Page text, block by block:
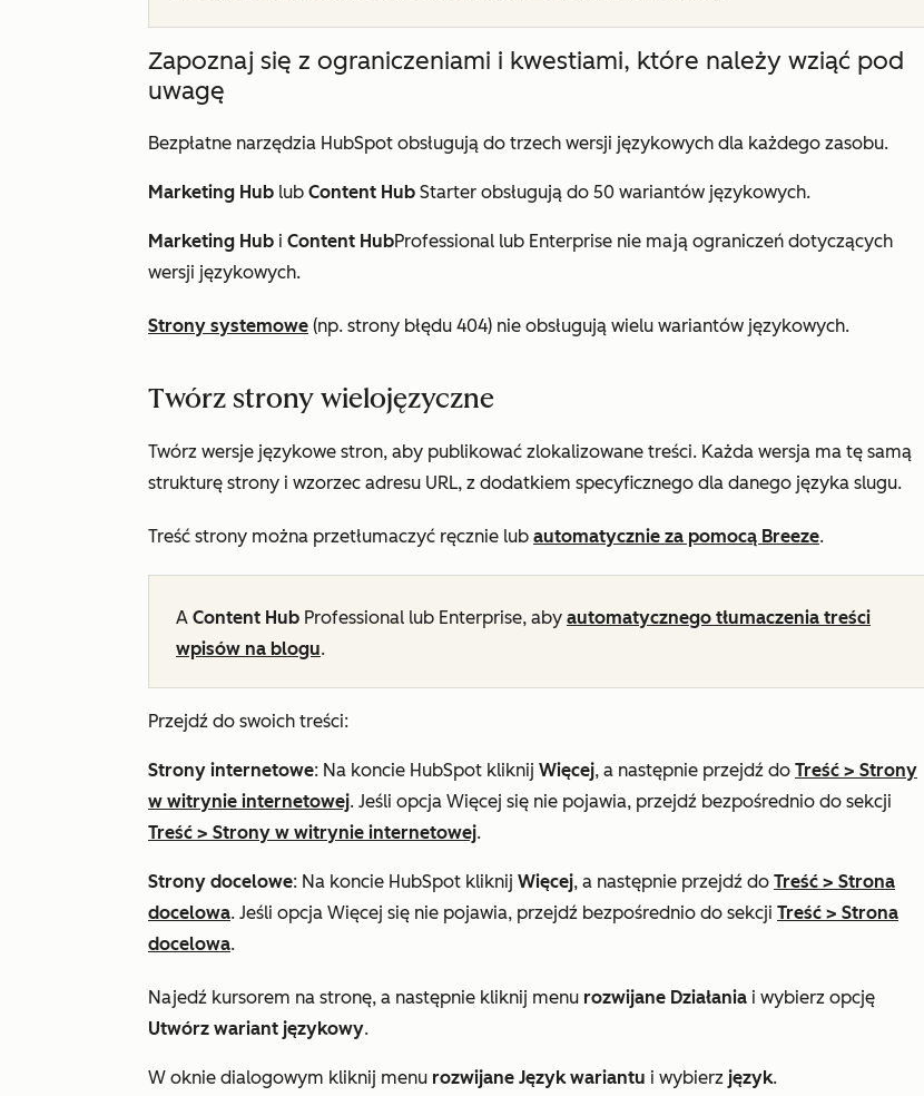
Zapoznaj się z ograniczeniami i kwestiami, które należy wziąć pod
uwagę
Bezpłatne narzędzia HubSpot obsługują do trzech wersji językowych dla każdego zasobu.
Marketing Hub lub Content Hub Starter obsługują do 50 wariantów językowych.
Marketing Hub i Content HubProfessional lub Enterprise nie mają ograniczeń dotyczących
wersji językowych.
Strony systemowe (np. strony błędu 404) nie obsługują wielu wariantów językowych.
Twórz strony wielojęzyczne
Twórz wersje językowe stron, aby publikować zlokalizowane treści. Każda wersja ma tę samą
strukturę strony i wzorzec adresu URL, z dodatkiem specyficznego dla danego języka slugu.
Treść strony można przetłumaczyć ręcznie lub automatycznie za pomocą Breeze.
A Content Hub Professional lub Enterprise, aby automatycznego tłumaczenia treści
wpisów na blogu.
Przejdź do swoich treści:
Strony internetowe: Na koncie HubSpot kliknij Więcej, a następnie przejdź do Treść > Strony
w witrynie internetowej. Jeśli opcja Więcej się nie pojawia, przejdź bezpośrednio do sekcji
Treść > Strony w witrynie internetowej.
Strony docelowe: Na koncie HubSpot kliknij Więcej, a następnie przejdź do Treść > Strona
docelowa. Jeśli opcja Więcej się nie pojawia, przejdź bezpośrednio do sekcji Treść > Strona
docelowa.
Najedź kursorem na stronę, a następnie kliknij menu rozwijane Działania i wybierz opcję
Utwórz wariant językowy.
W oknie dialogowym kliknij menu rozwijane Język wariantu i wybierz język.